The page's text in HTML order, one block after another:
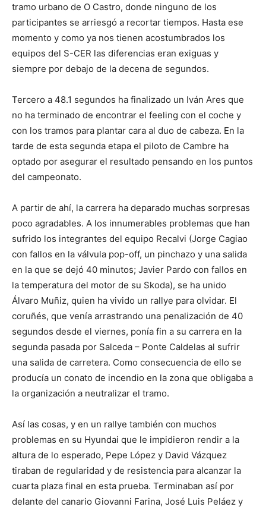
tramo urbano de O Castro, donde ninguno de los
participantes se arriesgó a recortar tiempos. Hasta ese
momento y como ya nos tienen acostumbrados los
equipos del S-CER las diferencias eran exiguas y
siempre por debajo de la decena de segundos.
Tercero a 48.1 segundos ha finalizado un Iván Ares que
no ha terminado de encontrar el feeling con el coche y
con los tramos para plantar cara al duo de cabeza. En la
tarde de esta segunda etapa el piloto de Cambre ha
optado por asegurar el resultado pensando en los puntos
del campeonato.
A partir de ahí, la carrera ha deparado muchas sorpresas
poco agradables. A los innumerables problemas que han
sufrido los integrantes del equipo Recalvi (Jorge Cagiao
con fallos en la válvula pop-off, un pinchazo y una salida
en la que se dejó 40 minutos; Javier Pardo con fallos en
la temperatura del motor de su Skoda), se ha unido
Álvaro Muñiz, quien ha vivido un rallye para olvidar. El
coruñés, que venía arrastrando una penalización de 40
segundos desde el viernes, ponía fin a su carrera en la
segunda pasada por Salceda – Ponte Caldelas al sufrir
una salida de carretera. Como consecuencia de ello se
producía un conato de incendio en la zona que obligaba a
la organización a neutralizar el tramo.
Así las cosas, y en un rallye también con muchos
problemas en su Hyundai que le impidieron rendir a la
altura de lo esperado, Pepe López y David Vázquez
tiraban de regularidad y de resistencia para alcanzar la
cuarta plaza final en esta prueba. Terminaban así por
delante del canario Giovanni Farina, José Luis Peláez y